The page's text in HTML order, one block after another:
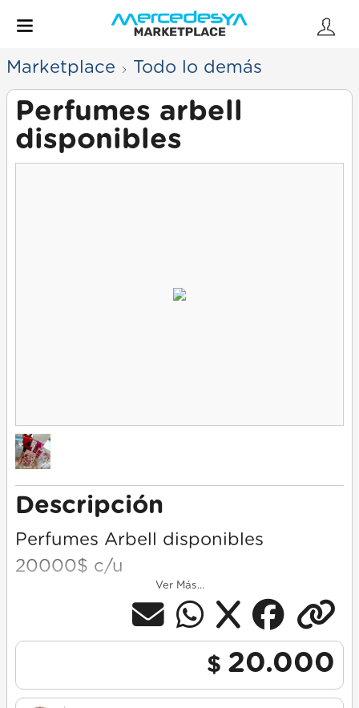
Marketplace Todo lo demás
Perfumes arbell
disponibles
Descripción
Perfumes Arbell disponibles
20000$ c/u
Ver Más...
$ 20.000